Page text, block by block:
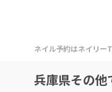
ネイル予約はネイリー
兵庫県その他